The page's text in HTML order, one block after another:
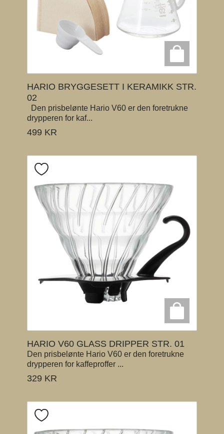
HARIO BRYGGESETT I KERAMIKK STR.
02
Den prisbelønte Hario V60 er den foretrukne
drypperen for kaf...
499 KR
HARIO V60 GLASS DRIPPER STR. 01
Den prisbelønte Hario V60 er den foretrukne
drypperen for kaffeproffer ...
329 KR